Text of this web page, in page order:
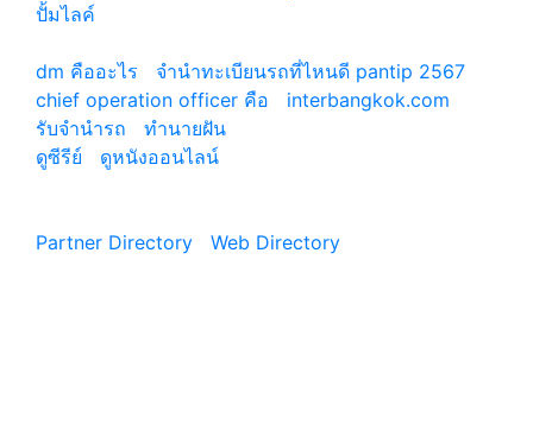
ปั้มไลค์
dm คืออะไร
จํานําทะเบียนรถที่ไหนดี pantip 2567
chief operation officer คือ
interbangkok.com
รับจํานํารถ
ทํานายฝัน
ดูซีรีย์
ดูหนังออนไลน์
Partner Directory Web Directory